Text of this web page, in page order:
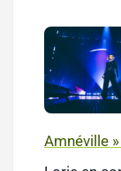
Amnéville